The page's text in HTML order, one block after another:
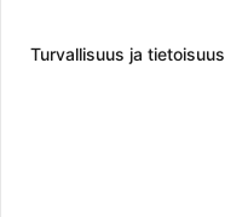
Turvallisuus ja tietoisuus